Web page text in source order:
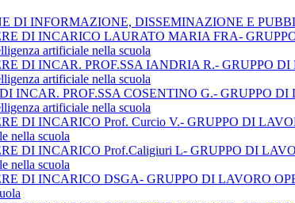
DI INFORMAZIONE, DISSEMINAZIONE E
DI INCARICO LAURATO MARIA FRA- GRUPPO
artificiale nella scuola
DI INCAR. PROF.SSA IANDRIA R.- GRUPPO DI
artificiale nella scuola
INCAR. PROF.SSA COSENTINO G.- GRUPPO DI
artificiale nella scuola
DI INCARICO Prof. Curcio V.- GRUPPO DI
nella scuola
DI INCARICO Prof.Caligiuri L- GRUPPO DI
nella scuola
DI INCARICO DSGA- GRUPPO DI LAVORO